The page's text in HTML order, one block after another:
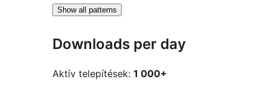
Show all patterns
Downloads per day
Aktív telepítések: 1 000+